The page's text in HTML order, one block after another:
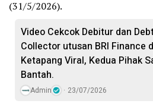
(31/5/2026).
Video Cekcok Debitur dan
Collector utusan BRI Finance
Ketapang Viral, Kedua Pihak
Bantah.
Admin 23/07/2026